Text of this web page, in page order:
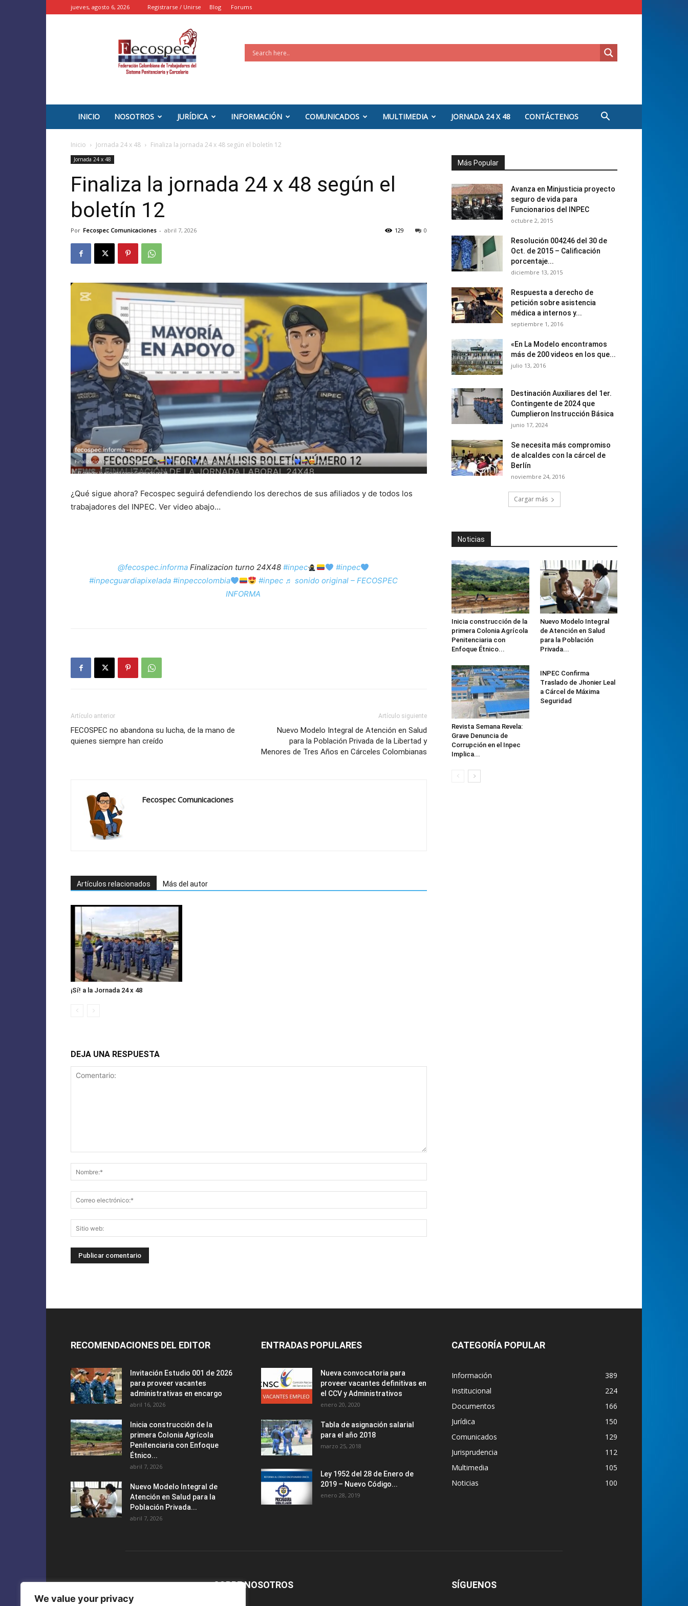
We value your privacy
jueves, agosto 6, 2026 Registrarse / Unirse Blog Forums
FECOSPEC
INICIO NOSOTROS JURÍDICA INFORMACIÓN COMUNICADOS MULTIMEDIA JORNADA 24 X 48 CONTÁCTENOS
Inicio Jornada 24 x 48 Finaliza la jornada 24 x 48 según el boletín 12
Jornada 24 x 48
Finaliza la jornada 24 x 48 según el
boletín 12
Por Fecospec Comunicaciones - abril 7, 2026 0
129
¿Qué sigue ahora? Fecospec seguirá defendiendo los derechos de sus afiliados y de todos los
trabajadores del INPEC. Ver video abajo…
@fecospec.informaFinalizacion turno 24X48 #inpec
#inpec
#inpecguardiapixelada #inpeccolombia #inpec ♬ sonido original – FECOSPEC
INFORMA
Artículo anterior
FECOSPEC no abandona su lucha, de la mano de
quienes siempre han creído
Artículo siguiente
Nuevo Modelo Integral de Atención en Salud
para la Población Privada de la Libertad y
Menores de Tres Años en Cárceles Colombianas
Fecospec Comunicaciones
Artículos relacionados Más del autor
¡Sí! a la Jornada 24 x 48
DEJA UNA RESPUESTA
Más Popular
Avanza en Minjusticia proyecto
seguro de vida para
Funcionarios del INPEC
octubre 2, 2015
Resolución 004246 del 30 de
Oct. de 2015 – Calificación
porcentaje...
diciembre 13, 2015
Respuesta a derecho de
petición sobre asistencia
médica a internos y...
septiembre 1, 2016
«En La Modelo encontramos
más de 200 videos en los que...
julio 13, 2016
Destinación Auxiliares del 1er.
Contingente de 2024 que
Cumplieron Instrucción Básica
junio 17, 2024
Se necesita más compromiso
de alcaldes con la cárcel de
Berlín
noviembre 24, 2016
Cargar más
Noticias
Inicia construcción de la
primera Colonia Agrícola
Penitenciaria con
Enfoque Étnico...
Nuevo Modelo Integral
de Atención en Salud
para la Población
Privada...
Revista Semana Revela:
Grave Denuncia de
Corrupción en el Inpec
Implica...
INPEC Confirma
Traslado de Jhonier Leal
a Cárcel de Máxima
Seguridad
RECOMENDACIONES DEL EDITOR
Invitación Estudio 001 de 2026
para proveer vacantes
administrativas en encargo
abril 16, 2026
Inicia construcción de la
primera Colonia Agrícola
Penitenciaria con Enfoque
Étnico...
abril 7, 2026
Nuevo Modelo Integral de
Atención en Salud para la
Población Privada...
abril 7, 2026
ENTRADAS POPULARES
Nueva convocatoria para
proveer vacantes definitivas en
el CCV y Administrativos
enero 20, 2020
Tabla de asignación salarial
para el año 2018
marzo 25, 2018
Ley 1952 del 28 de Enero de
2019 – Nuevo Código...
enero 28, 2019
CATEGORÍA POPULAR
Información
389
Institucional
224
Documentos
166
Jurídica
150
Comunicados
129
Jurisprudencia
112
Multimedia
105
Noticias
100
SOBRE NOSOTROS SÍGUENOS